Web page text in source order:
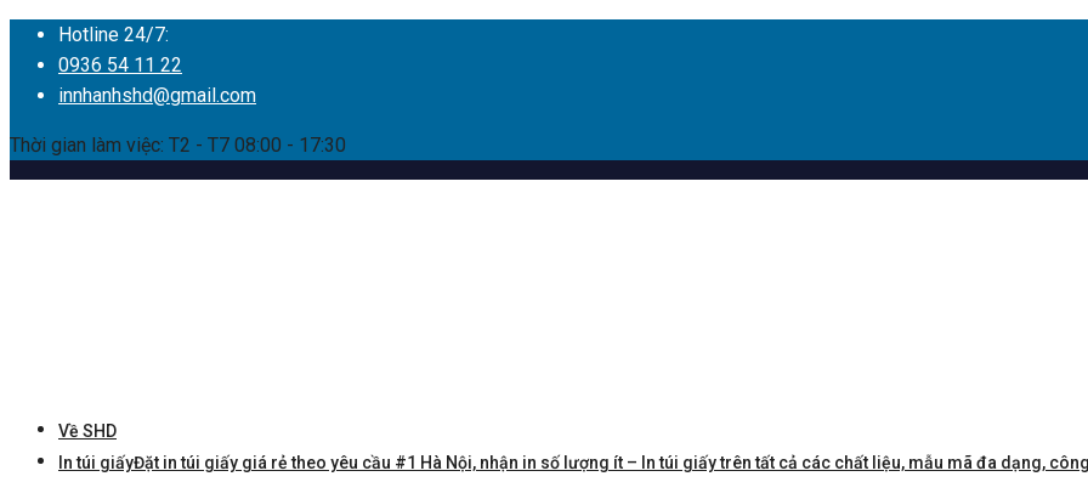
Hotline 24/7:
0936 54 11 22
innhanhshd@gmail.com
Thời gian làm việc: T2 - T7 08:00 - 17:30
Về SHD
In túi giấyĐặt in túi giấy giá rẻ theo yêu cầu #1 Hà Nội, nhận in số lượng ít – In túi giấy trên tất cả các chất liệu, mẫu mã đa dạng,